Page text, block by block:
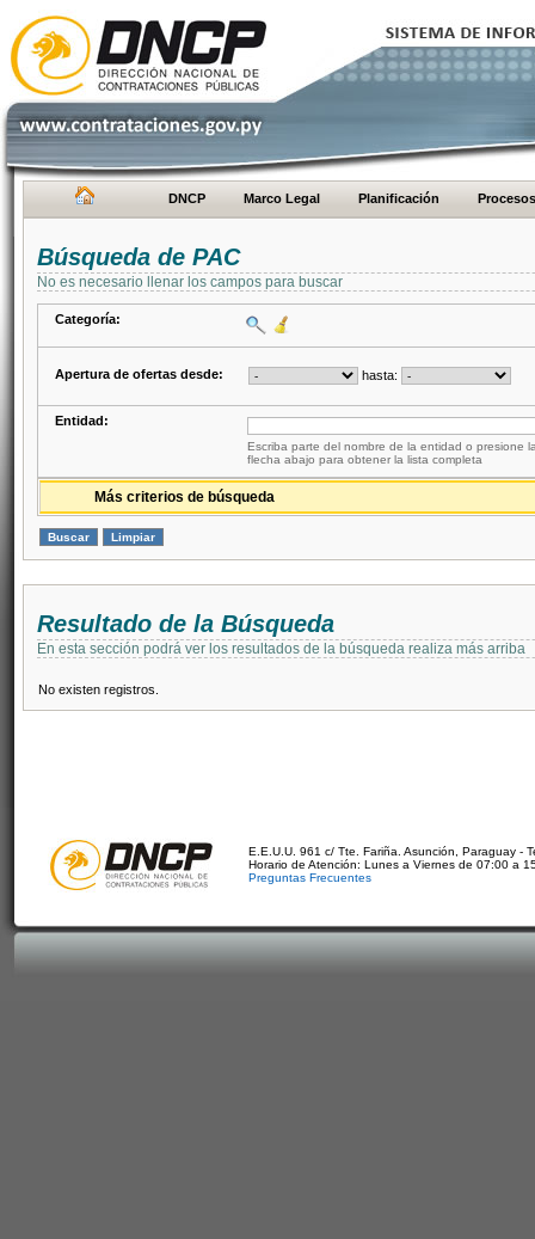
DNCP Marco Legal Planificación Procesos
Búsqueda de PAC
No es necesario llenar los campos para buscar
Categoría:
Apertura de ofertas desde: hasta:
Entidad:
Escriba parte del nombre de la entidad o presione
flecha abajo para obtener la lista completa
Más criterios de búsqueda
Resultado de la Búsqueda
En esta sección podrá ver los resultados de la búsqueda realiza más arriba
No existen registros.
E.E.U.U. 961 c/ Tte. Fariña. Asunción, Paraguay -
Horario de Atención: Lunes a Viernes de 07:00 a
Preguntas Frecuentes